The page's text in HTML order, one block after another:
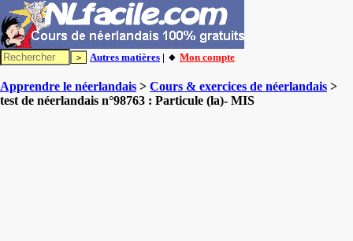
Autres matières | 🔸 Mon compte
Apprendre le néerlandais > Cours & exercices de néerlandais >
test de néerlandais n°98763 : Particule (la)- MIS